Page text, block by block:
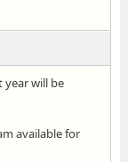
year will be
available for